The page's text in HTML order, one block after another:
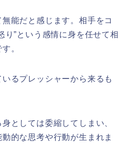
能だと感じます。相手をコ
り”という感情に身を任せて相
。
るプレッシャーから来るも
としては委縮してしまい、
的な思考や行動が生まれま